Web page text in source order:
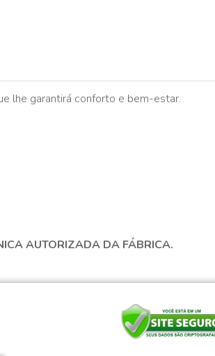
lhe garantirá conforto e bem-estar.
AUTORIZADA DA FÁBRICA.